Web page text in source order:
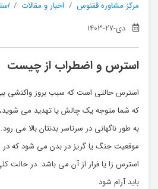
مرکز مشاوره ققنوس اخبار و مقالات
دی-27-1403
استرس و اضطراب از چیست
استرس حالتی است که سبب بروز واکنشی
که شما متوجه یک چالش یا تهدید می
به طور ناگهانی در سرتاسر بدنتان بالا می رود.
موقعیت جنگ یا گریز در بدن می شود که در
استرس زا یا فرار از آن می باشد. در حالت
باید آرام شود.